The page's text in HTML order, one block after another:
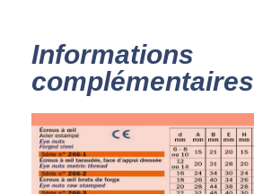
Informations
complémentaires